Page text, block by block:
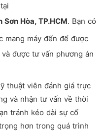
Hòa, TP.HCM. Bạn có
mang máy đến để được
được tư vấn phương án
thuật viên đánh giá trực
và nhận tư vấn về thời
tránh kéo dài sự cố
hơn trong quá trình